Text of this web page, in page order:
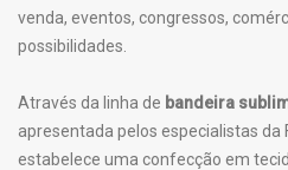
venda, eventos, congressos,
possibilidades.
Através da linha de bandeira
apresentada pelos especialistas da
estabelece uma confecção em